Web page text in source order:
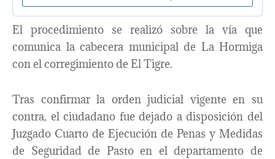
El procedimiento se realizó sobre la vía que
comunica la cabecera municipal de La Hormiga
con el corregimiento de El Tigre.
Tras confirmar la orden judicial vigente en su
contra, el ciudadano fue dejado a disposición del
Juzgado Cuarto de Ejecución de Penas y Medidas
de Seguridad de Pasto en el departamento de